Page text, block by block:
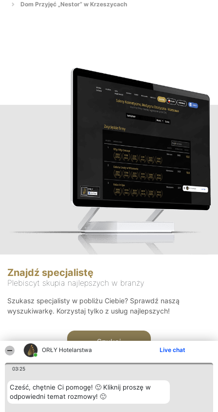
ORŁY Hotelarstwa Live chat
03:25
Cześć, chętnie Ci pomogę! 🙂 Kliknij proszę w
odpowiedni temat rozmowy! 🙂
Dom Przyjęć „Nestor” w Krzeszycach
Znajdź specjalistę
Plebiscyt skupia najlepszych w branży
Szukasz specjalisty w pobliżu Ciebie? Sprawdź naszą
wyszukiwarkę. Korzystaj tylko z usług najlepszych!
Szukaj